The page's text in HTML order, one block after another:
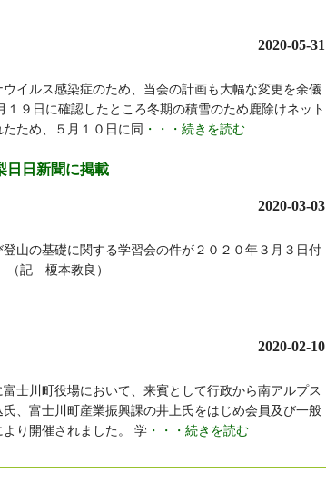
2020-05-31
イルス感染症のため、当会の計画も大幅な変更を余儀
９日に確認したところ冬期の積雪のため鹿除けネット
ため、５月１０日に同 ・・・続きを読む
日日新聞に掲載
2020-03-03
山の基礎に関する学習会の件が２０２０年３月３日付
（記 榎本教良）
2020-02-10
士川町役場において、来賓として行政から南アルプス
、富士川町産業振興課の井上氏をはじめ会員及び一般
り開催されました。 学 ・・・続きを読む